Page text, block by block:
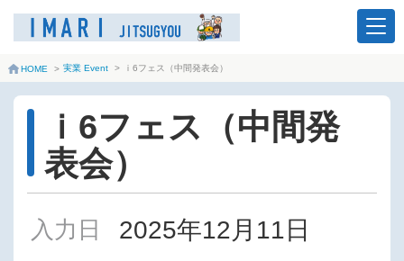
HOME > 実業 Event > ｉ6フェス（中間発表会）
ｉ6フェス（中間発
表会）
入力日 2025年12月11日